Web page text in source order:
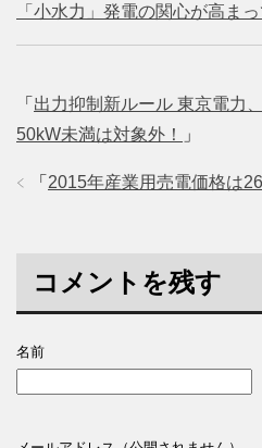
「小水力」発電の関心が高ま
「 出力抑制新ルール 東京電力
50kW未満は対象外！
」
「 2015年産業用売電価格は
コメントを残す
名前